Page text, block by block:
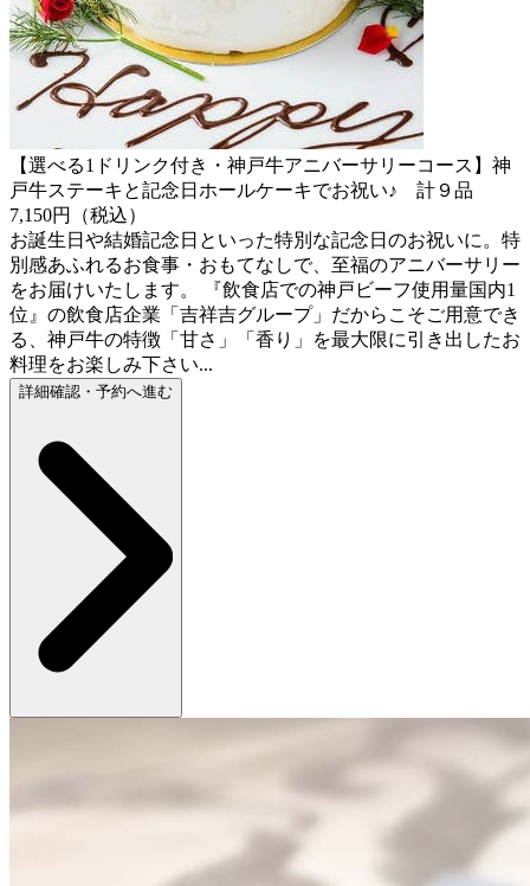
【選べる1ドリンク付き・神戸牛アニバーサリーコース】神
戸牛ステーキと記念日ホールケーキでお祝い♪ 計９品
7,150円（税込）
お誕生日や結婚記念日といった特別な記念日のお祝いに。特
別感あふれるお食事・おもてなしで、至福のアニバーサリー
をお届けいたします。 『飲食店での神戸ビーフ使用量国内1
位』の飲食店企業「吉祥吉グループ」だからこそご用意でき
る、神戸牛の特徴「甘さ」「香り」を最大限に引き出したお
料理をお楽しみ下さい...
詳細確認・予約へ進む